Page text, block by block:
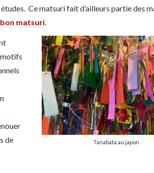
Ce matsuri fait d’ailleurs partie des
matsuri.
Tanabata au japon
de